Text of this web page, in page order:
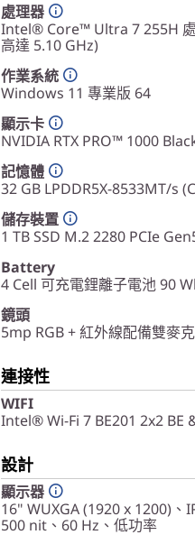
處理器
Intel® Core™ Ultra 7 255H 處
高達 5.10 GHz)
作業系統
Windows 11 專業版 64
顯示卡
NVIDIA RTX PRO™ 1000
記憶體
32 GB LPDDR5X-8533MT/s
儲存裝置
1 TB SSD M.2 2280 PCIe
Battery
4 Cell 可充電鋰離子電池 90
鏡頭
5mp RGB + 紅外線配備雙麥
連接性
WIFI
Intel® Wi-Fi 7 BE201 2x2
設計
顯示器
16" WUXGA (1920 x 1200)、
500 nit、60 Hz、低功率